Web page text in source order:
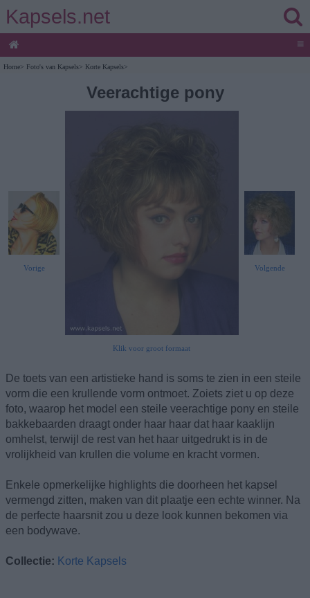
Kapsels.net
≡
Home> Foto's van Kapsels> Korte Kapsels>
Veerachtige pony
Vorige
Klik voor groot formaat
Volgende
De toets van een artistieke hand is soms te zien in een steile
vorm die een krullende vorm ontmoet. Zoiets ziet u op deze
foto, waarop het model een steile veerachtige pony en steile
bakkebaarden draagt onder haar haar dat haar kaaklijn
omhelst, terwijl de rest van het haar uitgedrukt is in de
vrolijkheid van krullen die volume en kracht vormen.
Enkele opmerkelijke highlights die doorheen het kapsel
vermengd zitten, maken van dit plaatje een echte winner. Na
de perfecte haarsnit zou u deze look kunnen bekomen via
een bodywave.
Collectie: Korte Kapsels